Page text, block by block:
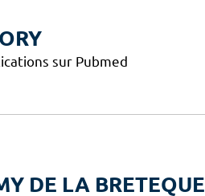
sur Pubmed
DE LA BRETEQUE